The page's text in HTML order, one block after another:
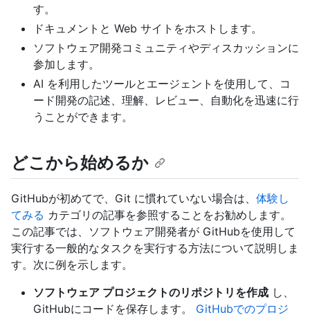
す。
ドキュメントと Web サイトをホストします。
ソフトウェア開発コミュニティやディスカッションに
参加します。
AI を利用したツールとエージェントを使用して、コ
ード開発の記述、理解、レビュー、自動化を迅速に行
うことができます。
どこから始めるか
GitHubが初めてで、Git に慣れていない場合は、 体験し
てみる カテゴリの記事を参照することをお勧めします。
この記事では、ソフトウェア開発者が GitHubを使用して
実行する一般的なタスクを実行する方法について説明しま
す。次に例を示します。
ソフトウェア プロジェクトのリポジトリを作成 し、
GitHubにコードを保存します。 GitHubでのプロジ